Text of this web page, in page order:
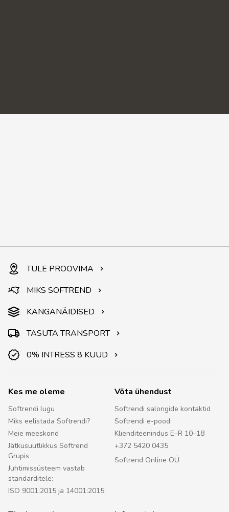
TULE PROOVIMA
MIKS SOFTREND
KANGANÄIDISED
TASUTA TRANSPORT
0% INTRESS 8 KUUD
Kes me oleme
Softrendi lugu
Miks eelistada Softrendi?
Meie meeskond
Jätkusuutlikkus Softrend
Grupis
Juhtimissüsteem vastab
standarditele:
ISO 9001:2015 ja 14001:2015
Võta ühendust
Softrendi salongide kontaktid
Softrendi e-pood:
Klienditeenindus E–R 10–18
+372 5420 0435
Softrend Online OÜ